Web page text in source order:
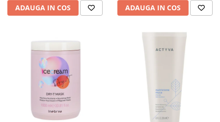
ADAUGA IN COS ADAUGA IN COS